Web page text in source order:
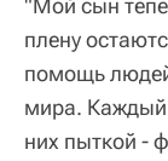
"Мой сын
плену
помощь
мира. Каждый
них пыткой -